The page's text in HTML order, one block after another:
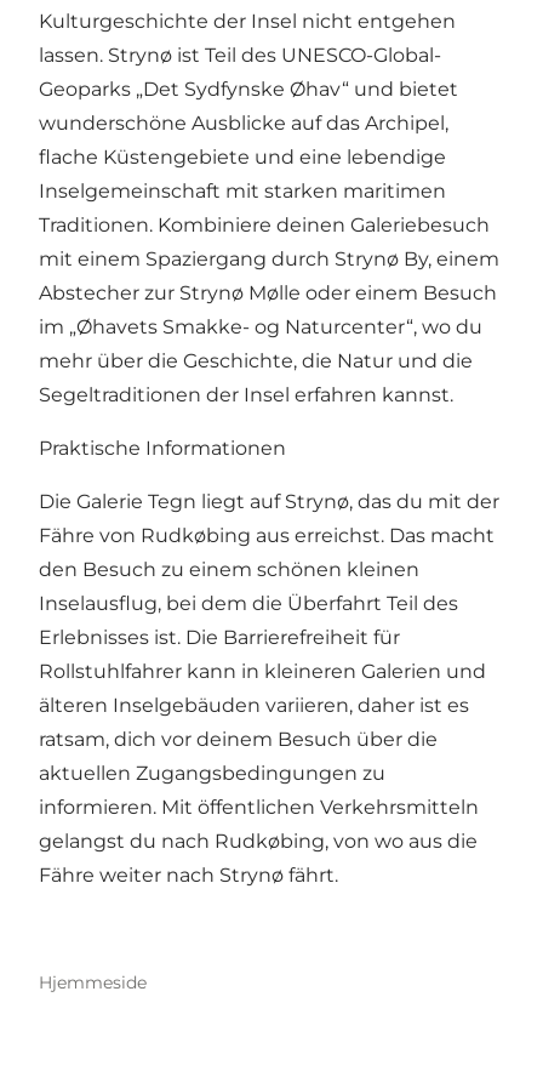
Kulturgeschichte der Insel nicht entgehen
lassen. Strynø ist Teil des UNESCO-Global-
Geoparks „Det Sydfynske Øhav“ und bietet
wunderschöne Ausblicke auf das Archipel,
flache Küstengebiete und eine lebendige
Inselgemeinschaft mit starken maritimen
Traditionen. Kombiniere deinen Galeriebesuch
mit einem Spaziergang durch Strynø By, einem
Abstecher zur Strynø Mølle oder einem Besuch
im „Øhavets Smakke- og Naturcenter“, wo du
mehr über die Geschichte, die Natur und die
Segeltraditionen der Insel erfahren kannst.
Praktische Informationen
Die Galerie Tegn liegt auf Strynø, das du mit der
Fähre von Rudkøbing aus erreichst. Das macht
den Besuch zu einem schönen kleinen
Inselausflug, bei dem die Überfahrt Teil des
Erlebnisses ist. Die Barrierefreiheit für
Rollstuhlfahrer kann in kleineren Galerien und
älteren Inselgebäuden variieren, daher ist es
ratsam, dich vor deinem Besuch über die
aktuellen Zugangsbedingungen zu
informieren. Mit öffentlichen Verkehrsmitteln
gelangst du nach Rudkøbing, von wo aus die
Fähre weiter nach Strynø fährt.
Hjemmeside